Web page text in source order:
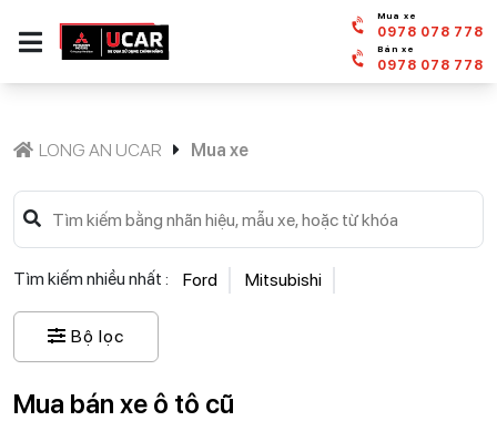
Mua xe
0978 078 778
Bán xe
0978 078 778
LONG AN UCAR Mua xe
Tìm kiếm nhiều nhất : Ford Mitsubishi
Bộ lọc
Mua bán xe ô tô cũ